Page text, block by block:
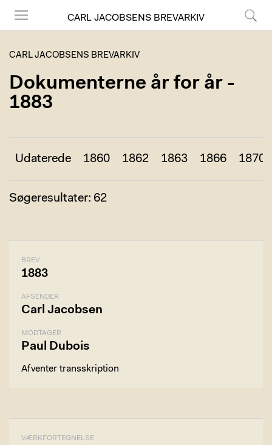
CARL JACOBSENS BREVARKIV
CARL JACOBSENS BREVARKIV
Dokumenterne år for år -
1883
Udaterede 1860 1862 1863 1866 1870
Søgeresultater: 62
BREV
1883
AFSENDER
Carl Jacobsen
MODTAGER
Paul Dubois
Afventer transskription
VÆRKFORTEGNELSE